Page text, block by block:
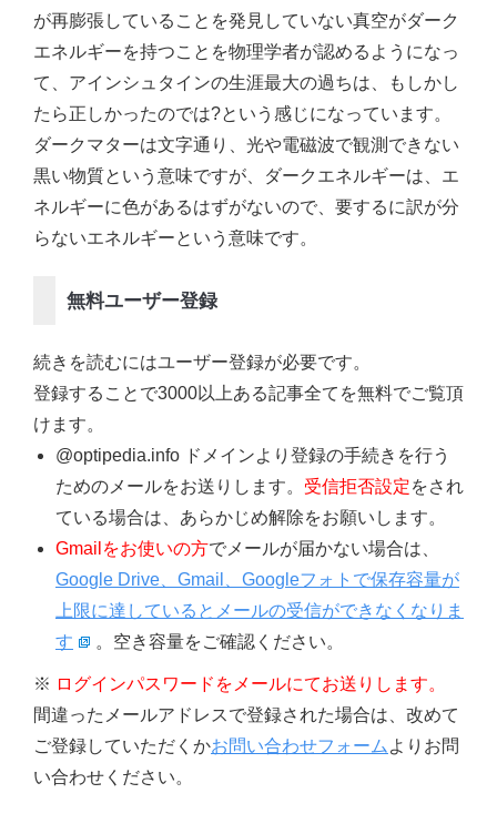
が再膨張していることを発見していない真空がダーク
エネルギーを持つことを物理学者が認めるようになっ
て、アインシュタインの生涯最大の過ちは、もしかし
たら正しかったのでは?という感じになっています。
ダークマターは文字通り、光や電磁波で観測できない
黒い物質という意味ですが、ダークエネルギーは、エ
ネルギーに色があるはずがないので、要するに訳が分
らないエネルギーという意味です。
無料ユーザー登録
続きを読むにはユーザー登録が必要です。
登録することで3000以上ある記事全てを無料でご覧頂
けます。
@optipedia.info ドメインより登録の手続きを行う
ためのメールをお送りします。 受信拒否設定をされ
ている場合は、あらかじめ解除をお願いします。
Gmailをお使いの方でメールが届かない場合は、
Google Drive、Gmail、Googleフォトで保存容量が
上限に達しているとメールの受信ができなくなりま
す
。空き容量をご確認ください。
※ ログインパスワードをメールにてお送りします。
間違ったメールアドレスで登録された場合は、改めて
ご登録していただくかお問い合わせフォーム よりお問
い合わせください。